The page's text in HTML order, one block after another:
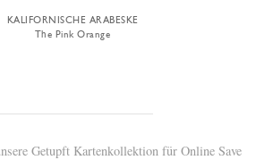
KALIFORNISCHE ARABESKE
The Pink Orange
Getupft Kartenkollektion für Online Save